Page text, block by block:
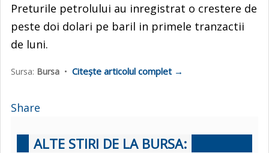
Preturile petrolului au inregistrat o crestere de
peste doi dolari pe baril in primele tranzactii
de luni.
Sursa: Bursa • Citește articolul complet →
Share
ALTE STIRI DE LA BURSA: